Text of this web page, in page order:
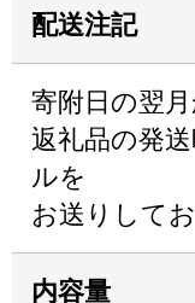
配送注記
寄附日の翌
返礼品の発
ルを
お送りしてお
内容量